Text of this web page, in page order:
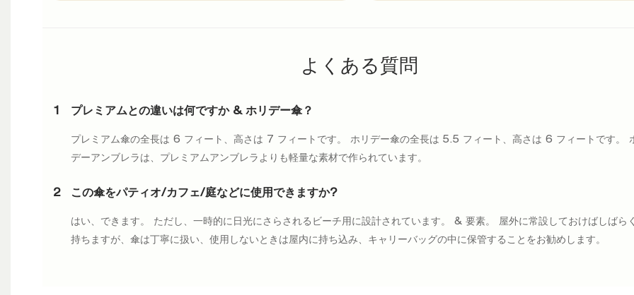
よくある質問
1 プレミアムとの違いは何ですか & ホリデー傘？
プレミアム傘の全長は 6 フィート、高さは 7 フィートです。 ホリデー傘の全長は 5.5 フィート、高さは 6 フィートです。
デーアンブレラは、プレミアムアンブレラよりも軽量な素材で作られています。
2 この傘をパティオ/カフェ/庭などに使用できますか?
はい、できます。 ただし、一時的に日光にさらされるビーチ用に設計されています。 & 要素。 屋外に常設しておけばしばら
持ちますが、傘は丁寧に扱い、使用しないときは屋内に持ち込み、キャリーバッグの中に保管することをお勧めします。